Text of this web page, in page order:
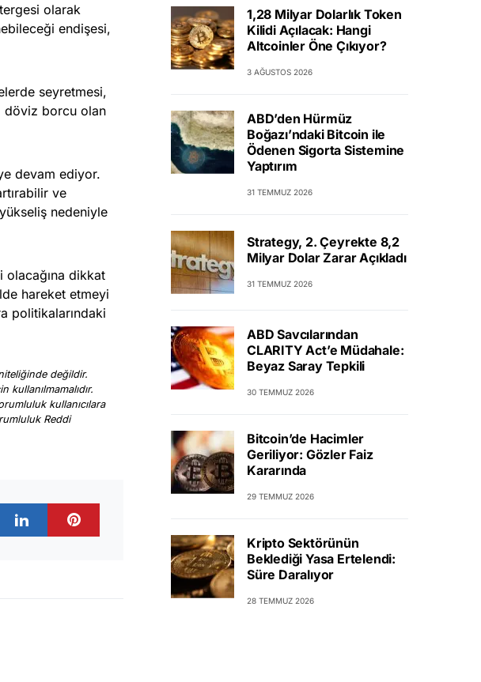
olarak
endişesi,
seyretmesi,
döviz borcu olan
devam ediyor.
ve
nedeniyle
olacağına dikkat
hareket etmeyi
politikalarındaki
değildir.
kullanılmamalıdır.
kullanıcılara
Reddi
1,28 Milyar Dolarlık Token
Kilidi Açılacak: Hangi
Altcoinler Öne Çıkıyor?
3 AĞUSTOS 2026
ABD’den Hürmüz
Boğazı’ndaki Bitcoin ile
Ödenen Sigorta Sistemine
Yaptırım
31 TEMMUZ 2026
Strategy, 2. Çeyrekte 8,2
Milyar Dolar Zarar Açıkladı
31 TEMMUZ 2026
ABD Savcılarından
CLARITY Act’e Müdahale:
Beyaz Saray Tepkili
30 TEMMUZ 2026
Bitcoin’de Hacimler
Geriliyor: Gözler Faiz
Kararında
29 TEMMUZ 2026
Kripto Sektörünün
Beklediği Yasa Ertelendi:
Süre Daralıyor
28 TEMMUZ 2026